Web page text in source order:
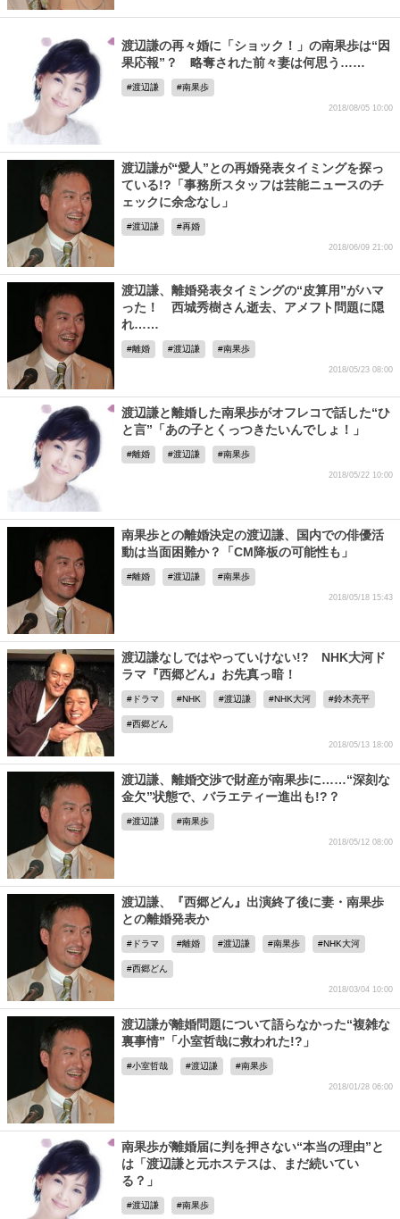
渡辺謙の再々婚に「ショック！」の南果歩は“因
果応報”？ 略奪された前々妻は何思う……
渡辺謙 南果歩
2018/08/05 10:00
渡辺謙が“愛人”との再婚発表タイミングを探っ
ている!?「事務所スタッフは芸能ニュースのチ
ェックに余念なし」
渡辺謙 再婚
2018/06/09 21:00
渡辺謙、離婚発表タイミングの“皮算用”がハマ
った！ 西城秀樹さん逝去、アメフト問題に隠
れ……
離婚 渡辺謙 南果歩
2018/05/23 08:00
渡辺謙と離婚した南果歩がオフレコで話した“ひ
と言”「あの子とくっつきたいんでしょ！」
離婚 渡辺謙 南果歩
2018/05/22 10:00
南果歩との離婚決定の渡辺謙、国内での俳優活
動は当面困難か？「CM降板の可能性も」
離婚 渡辺謙 南果歩
2018/05/18 15:43
渡辺謙なしではやっていけない!? NHK大河ド
ラマ『西郷どん』お先真っ暗！
ドラマ NHK 渡辺謙 NHK大河 鈴木亮平
西郷どん
2018/05/13 18:00
渡辺謙、離婚交渉で財産が南果歩に……“深刻な
金欠”状態で、バラエティー進出も!?？
渡辺謙 南果歩
2018/05/12 08:00
渡辺謙、『西郷どん』出演終了後に妻・南果歩
との離婚発表か
ドラマ 離婚 渡辺謙 南果歩 NHK大河
西郷どん
2018/03/04 10:00
渡辺謙が離婚問題について語らなかった“複雑な
裏事情”「小室哲哉に救われた!?」
小室哲哉 渡辺謙 南果歩
2018/01/28 06:00
南果歩が離婚届に判を押さない“本当の理由”と
は「渡辺謙と元ホステスは、まだ続いてい
る？」
渡辺謙 南果歩